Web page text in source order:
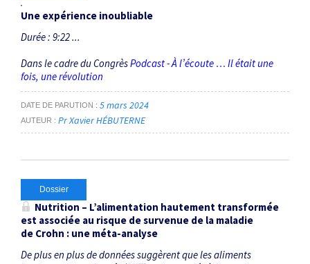
Une expérience inoubliable
Durée : 9:22 ...
Dans le cadre du CongrèsPodcast - À l’écoute … Il était une
fois, une révolution
DATE DE PARUTION 5 mars 2024
AUTEUR Pr Xavier HÉBUTERNE
Dossier
Nutrition – L’alimentation hautement transformée
est associée au risque de survenue de la maladie
de Crohn : une méta-analyse
De plus en plus de données suggèrent que les aliments